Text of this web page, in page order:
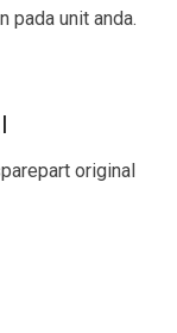
pada unit anda.
original